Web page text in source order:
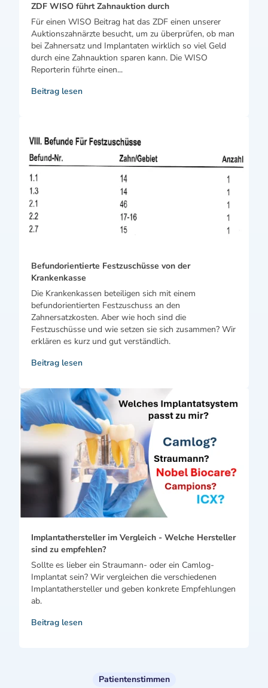
ZDF WISO führt Zahnauktion durch
Für einen WISO Beitrag hat das ZDF einen unserer
Auktionszahnärzte besucht, um zu überprüfen, ob man
bei Zahnersatz und Implantaten wirklich so viel Geld
durch eine Zahnauktion sparen kann. Die WISO
Reporterin führte einen...
Beitrag lesen
Befundorientierte Festzuschüsse von der
Krankenkasse
Die Krankenkassen beteiligen sich mit einem
befundorientierten Festzuschuss an den
Zahnersatzkosten. Aber wie hoch sind die
Festzuschüsse und wie setzen sie sich zusammen? Wir
erklären es kurz und gut verständlich.
Beitrag lesen
Implantathersteller im Vergleich - Welche Hersteller
sind zu empfehlen?
Sollte es lieber ein Straumann- oder ein Camlog-
Implantat sein? Wir vergleichen die verschiedenen
Implantathersteller und geben konkrete Empfehlungen
ab.
Beitrag lesen
Patientenstimmen